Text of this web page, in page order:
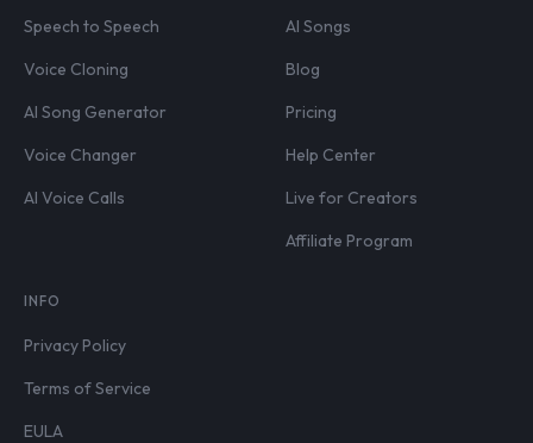
Speech to Speech
Voice Cloning
AI Song Generator
Voice Changer
AI Voice Calls
AI Songs
Blog
Pricing
Help Center
Live for Creators
Affiliate Program
INFO
Privacy Policy
Terms of Service
EULA